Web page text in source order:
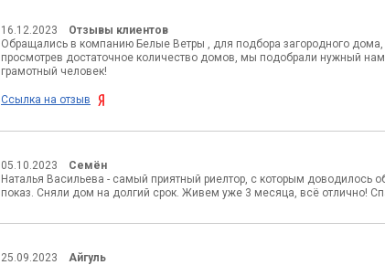
16.12.2023 Отзывы клиентов
Обращались в компанию Белые Ветры , для подбора загородного дома,
просмотрев достаточное количество домов, мы подобрали нужный нам
грамотный человек!
Ссылка на отзыв
05.10.2023 Семён
Наталья Васильева - самый приятный риелтор, с которым
показ. Сняли дом на долгий срок. Живем уже 3 месяца, всё отлично!
25.09.2023 Айгуль